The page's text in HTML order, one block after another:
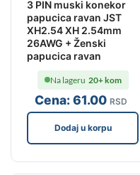
3 PIN muski konekor
papucica ravan JST
XH2.54 XH 2.54mm
26AWG + Ženski
papucica ravan
Cena:61.00 RSD
Na lageru 20+ kom
Dodaj u korpu